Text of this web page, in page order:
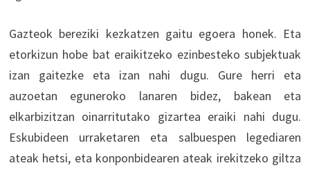
Gazteok bereziki kezkatzen gaitu egoera honek. Eta
etorkizun hobe bat eraikitzeko ezinbesteko subjektuak
izan gaitezke eta izan nahi dugu. Gure herri eta
auzoetan eguneroko lanaren bidez, bakean eta
elkarbizitzan oinarritutako gizartea eraiki nahi dugu.
Eskubideen urraketaren eta salbuespen legediaren
ateak hetsi, eta konponbidearen ateak irekitzeko giltza